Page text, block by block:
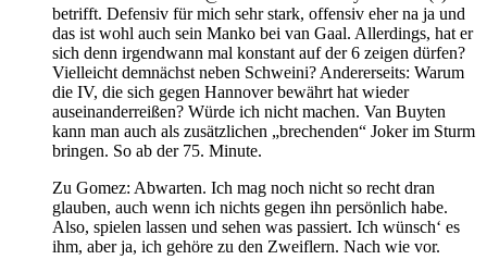
betrifft. Defensiv für mich sehr stark, offensiv eher na ja und
das ist wohl auch sein Manko bei van Gaal. Allerdings, hat er
sich denn irgendwann mal konstant auf der 6 zeigen dürfen?
Vielleicht demnächst neben Schweini? Andererseits: Warum
die IV, die sich gegen Hannover bewährt hat wieder
auseinanderreißen? Würde ich nicht machen. Van Buyten
kann man auch als zusätzlichen „brechenden“ Joker im Sturm
bringen. So ab der 75. Minute.
Zu Gomez: Abwarten. Ich mag noch nicht so recht dran
glauben, auch wenn ich nichts gegen ihn persönlich habe.
Also, spielen lassen und sehen was passiert. Ich wünsch‘ es
ihm, aber ja, ich gehöre zu den Zweiflern. Nach wie vor.